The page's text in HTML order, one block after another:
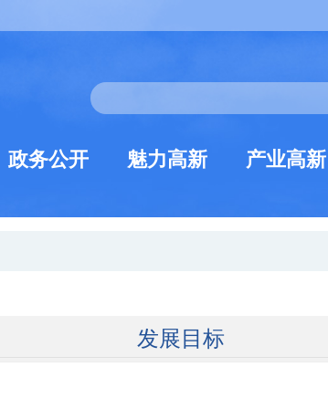
政务公开 魅力高新 产业高新
发展目标